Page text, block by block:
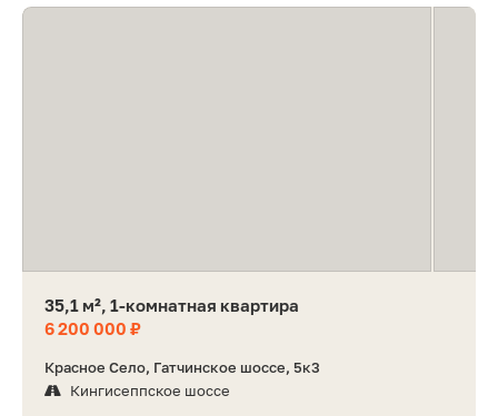
35,1 м², 1-комнатная квартира
6 200 000 ₽
Красное Село, Гатчинское шоссе, 5к3
Кингисеппское шоссе